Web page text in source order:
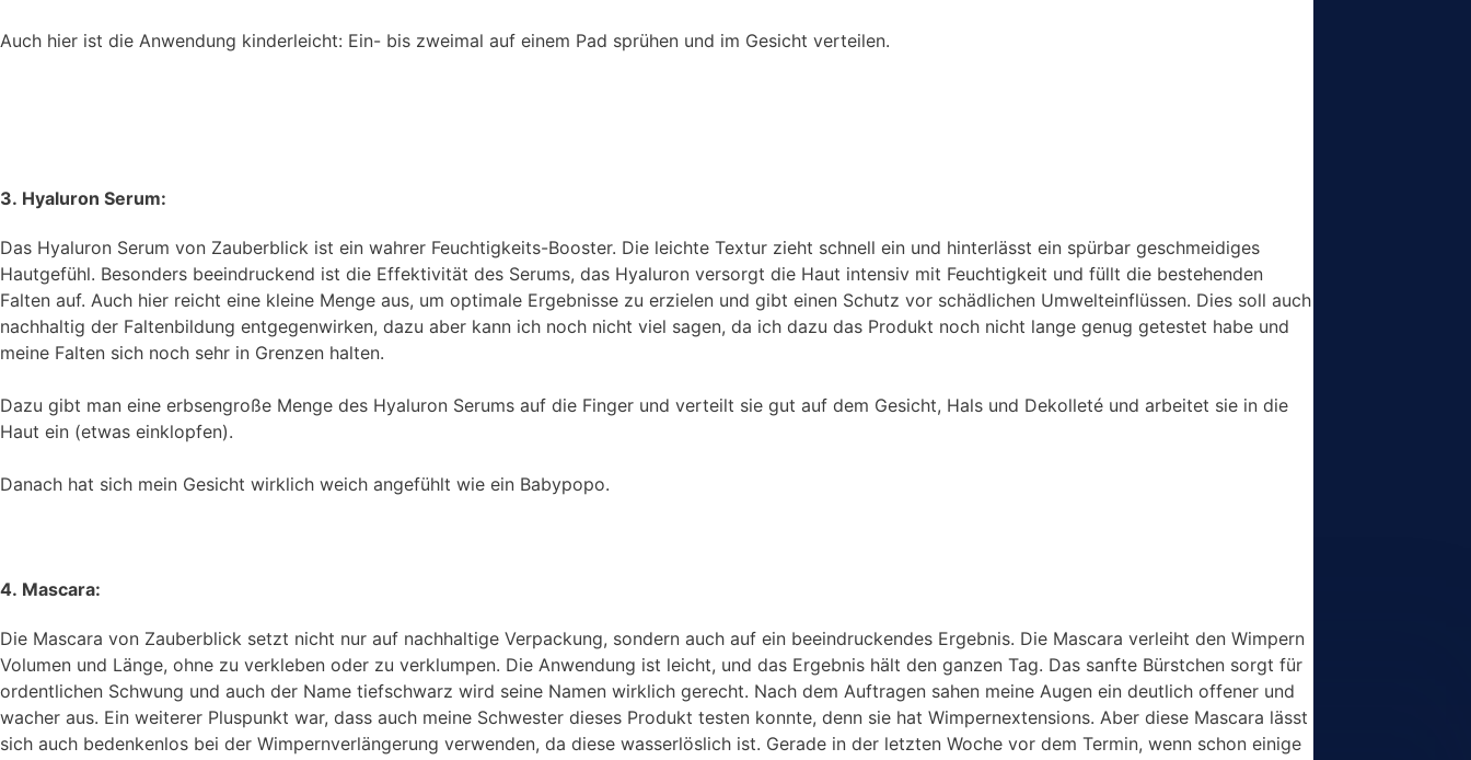
Auch hier ist die Anwendung kinderleicht: Ein- bis zweimal auf einem Pad sprühen und im Gesicht verteilen.
3. Hyaluron Serum:
Das Hyaluron Serum von Zauberblick ist ein wahrer Feuchtigkeits-Booster. Die leichte Textur zieht schnell ein und hinterlässt ein spürbar geschmeidiges
Hautgefühl. Besonders beeindruckend ist die Effektivität des Serums, das Hyaluron versorgt die Haut intensiv mit Feuchtigkeit und füllt die bestehenden
Falten auf. Auch hier reicht eine kleine Menge aus, um optimale Ergebnisse zu erzielen und gibt einen Schutz vor schädlichen Umwelteinflüssen. Dies soll auch
nachhaltig der Faltenbildung entgegenwirken, dazu aber kann ich noch nicht viel sagen, da ich dazu das Produkt noch nicht lange genug getestet habe und
meine Falten sich noch sehr in Grenzen halten.
Dazu gibt man eine erbsengroße Menge des Hyaluron Serums auf die Finger und verteilt sie gut auf dem Gesicht, Hals und Dekolleté und arbeitet sie in die
Haut ein (etwas einklopfen).
Danach hat sich mein Gesicht wirklich weich angefühlt wie ein Babypopo.
4. Mascara:
Die Mascara von Zauberblick setzt nicht nur auf nachhaltige Verpackung, sondern auch auf ein beeindruckendes Ergebnis. Die Mascara verleiht den Wimpern
Volumen und Länge, ohne zu verkleben oder zu verklumpen. Die Anwendung ist leicht, und das Ergebnis hält den ganzen Tag. Das sanfte Bürstchen sorgt für
ordentlichen Schwung und auch der Name tiefschwarz wird seine Namen wirklich gerecht. Nach dem Auftragen sahen meine Augen ein deutlich offener und
wacher aus. Ein weiterer Pluspunkt war, dass auch meine Schwester dieses Produkt testen konnte, denn sie hat Wimpernextensions. Aber diese Mascara lässt
sich auch bedenkenlos bei der Wimpernverlängerung verwenden, da diese wasserlöslich ist. Gerade in der letzten Woche vor dem Termin, wenn schon einige